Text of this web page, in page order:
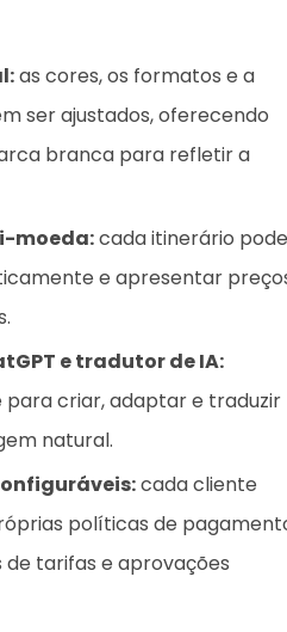
as cores, os formatos e a
ser ajustados, oferecendo
branca para refletir a
moeda:cada itinerário pode
e apresentar
e tradutor de IA:
para criar, adaptar e traduzir
natural.
cada cliente
políticas de
tarifas e aprovações